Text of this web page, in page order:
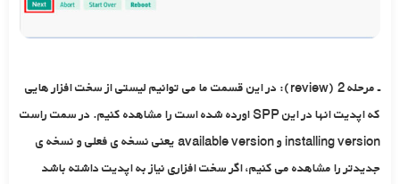
ـ مرحله 2 (review): در این قسمت ما می توانیم لیستی از سخت افزار هایی
که اپدیت انها در این SPP اورده شده است را مشاهده کنیم. در سمت راست
installing version و available version یعنی نسخه ی فعلی و نسخه ی
جدیدتر را مشاهده می کنیم، اگر سخت افزاری نیاز به اپدیت داشته باشد